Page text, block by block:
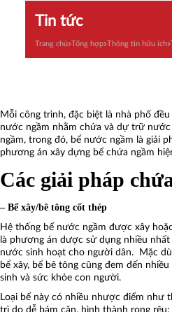
Tin tức
Trang chủ Tổng hợp Thông tin hữu ích
Mỗi công trình, đặc biệt là nhà phố
nước ngầm nhằm chứa và dự trữ nước
ngầm, trong đó, bể nước ngầm là giải
phương án xây dựng bể chứa ngầm
Các giải pháp
– Bể xây/bê tông cốt thép
Hệ thống bể nước ngầm được xây
là phương án dược sử dụng nhiều
nước sinh hoạt cho người dân. Mặc
bể xây, bể bê tông cũng đem đến
sinh và sức khỏe con người.
Loại bể này có nhiều nhược điểm như
trì do dễ bám cặn, hình thành rong